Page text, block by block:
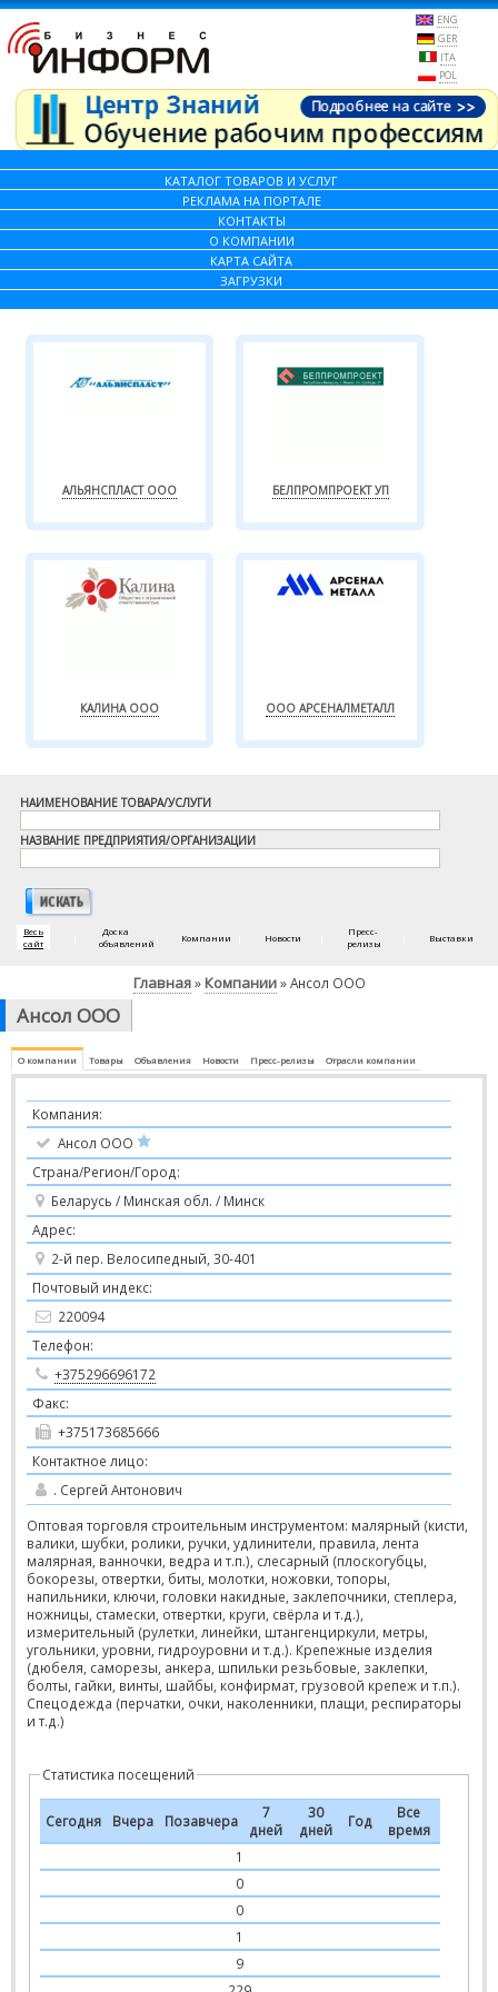
ENG
GER
ITA
POL
КАТАЛОГ ТОВАРОВ И УСЛУГ
РЕКЛАМА НА ПОРТАЛЕ
КОНТАКТЫ
О КОМПАНИИ
КАРТА САЙТА
ЗАГРУЗКИ
АЛЬЯНСПЛАСТ ООО БЕЛПРОМПРОЕКТ УП
КАЛИНА ООО ООО АРСЕНАЛМЕТАЛЛ
НАИМЕНОВАНИЕ ТОВАРА/УСЛУГИ
НАЗВАНИЕ ПРЕДПРИЯТИЯ/ОРГАНИЗАЦИИ
Весь
сайт
Доска
объявлений
Компании Новости
Пресс-
релизы
Выставки
Главная» Компании» Ансол ООО
Ансол ООО
О компании Товары Объявления Новости Пресс-релизы Отрасли компании
Компания:
Ансол ООО
Страна/Регион/Город:
Беларусь / Минская обл. / Минск
Адрес:
2-й пер. Велосипедный, 30-401
Почтовый индекс:
220094
Телефон:
+375296696172
Факс:
+375173685666
Контактное лицо:
. Сергей Антонович
Оптовая торговля строительным инструментом: малярный (кисти,
валики, шубки, ролики, ручки, удлинители, правила, лента
малярная, ванночки, ведра и т.п.), слесарный (плоскогубцы,
бокорезы, отвертки, биты, молотки, ножовки, топоры,
напильники, ключи, головки накидные, заклепочники, степлера,
ножницы, стамески, отвертки, круги, свёрла и т.д.),
измерительный (рулетки, линейки, штангенциркули, метры,
угольники, уровни, гидроуровни и т.д.). Крепежные изделия
(дюбеля, саморезы, анкера, шпильки резьбовые, заклепки,
болты, гайки, винты, шайбы, конфирмат, грузовой крепеж и т.п.).
Спецодежда (перчатки, очки, наколенники, плащи, респираторы
и т.д.)
Статистика посещений
Сегодня Вчера Позавчера
7
дней
30
дней
Год
Все
время
1
0
0
1
9